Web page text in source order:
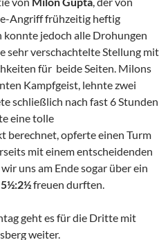
Angriff frühzeitig heftig
jedoch alle Drohungen
sehr verschachtelte Stellung mit
für beide Seiten. Milons
Kampfgeist, lehnte zwei
schließlich nach fast 6 Stunden
eine tolle
berechnet, opferte einen Turm
mit einem entscheidenden
uns am Ende sogar über ein
5½:2½freuen durften.
geht es für die Dritte mit
weiter.